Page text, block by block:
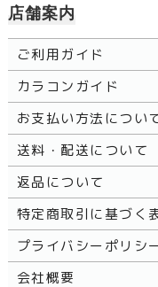
店舗案内
ご利用ガイド
カラコンガイド
お支払い方法につい
送料・配送について
返品について
特定商取引に基づく
プライバシーポリシ
会社概要